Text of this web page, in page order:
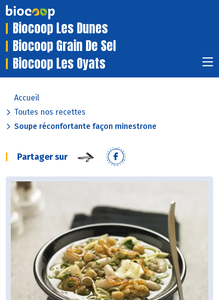
Biocoop Les Dunes
Biocoop Grain De Sel
Biocoop Les Oyats
Accueil
Toutes nos recettes
Soupe réconfortante façon minestrone
Partager sur